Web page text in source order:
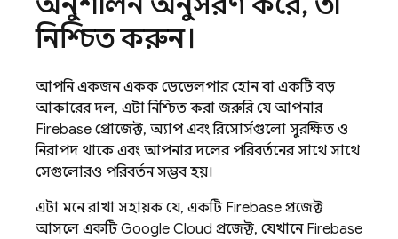
নিশ্চিত করুন।
আপনি একজন একক ডেভেলপার হোন বা একটি বড়
আকারের দল, এটা নিশ্চিত করা জরুরি যে আপনার
Firebase প্রোজেক্ট, অ্যাপ এবং রিসোর্সগুলো সুরক্ষিত ও
নিরাপদ থাকে এবং আপনার দলের পরিবর্তনের সাথে সাথে
সেগুলোরও পরিবর্তন সম্ভব হয়।
এটা মনে রাখা সহায়ক যে, একটি Firebase প্রজেক্ট
আসলে একটিGoogle Cloud প্রজেক্ট, যেখানে Firebase